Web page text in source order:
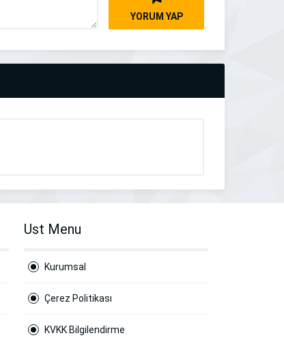
YORUM YAP
Ust Menu
Kurumsal
Çerez Politikası
KVKK Bilgilendirme